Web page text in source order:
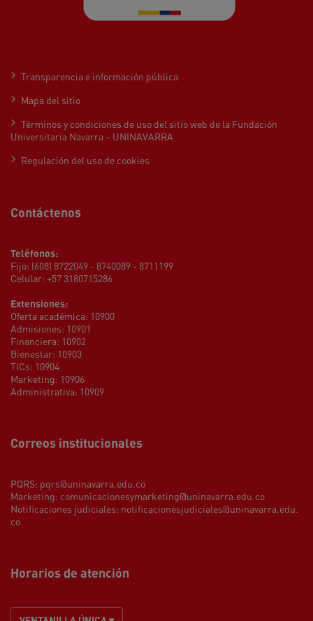
Transparencia e información pública
Mapa del sitio
Términos y condiciones de uso del sitio web de la Fundación
Universitaria Navarra – UNINAVARRA
Regulación del uso de cookies
Contáctenos
Teléfonos:
Fijo: (608) 8722049 - 8740089 - 8711199
Celular: +57 3180715286
Extensiones:
Oferta académica: 10900
Admisiones: 10901
Financiera: 10902
Bienestar: 10903
TICs: 10904
Marketing: 10906
Administrativa: 10909
Correos institucionales
PQRS: pqrs@uninavarra.edu.co
Marketing: comunicacionesymarketing@uninavarra.edu.co
Notificaciones judiciales: notificacionesjudiciales@uninavarra.edu.
co
Horarios de atención